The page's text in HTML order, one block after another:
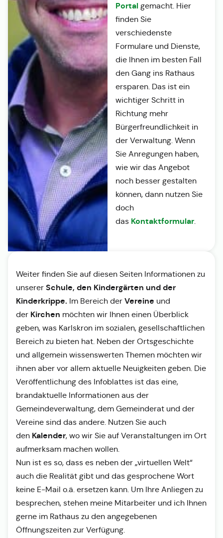
Portalgemacht. Hier
finden Sie
verschiedenste
Formulare und Dienste,
die Ihnen im besten Fall
den Gang ins Rathaus
ersparen. Das ist ein
wichtiger Schritt in
Richtung mehr
Bürgerfreundlichkeit in
der Verwaltung. Wenn
Sie Anregungen haben,
wie wir das Angebot
noch besser gestalten
können, dann nutzen Sie
doch
das Kontaktformular.
Weiter finden Sie auf diesen Seiten Informationen zu
unserer Schule, den Kindergärten und der
Kinderkrippe. Im Bereich der Vereine und
der Kirchen möchten wir Ihnen einen Überblick
geben, was Karlskron im sozialen, gesellschaftlichen
Bereich zu bieten hat. Neben der Ortsgeschichte
und allgemein wissenswerten Themen möchten wir
ihnen aber vor allem aktuelle Neuigkeiten geben. Die
Veröffentlichung des Infoblattes ist das eine,
brandaktuelle Informationen aus der
Gemeindeverwaltung, dem Gemeinderat und der
Vereine sind das andere. Nutzen Sie auch
den Kalender, wo wir Sie auf Veranstaltungen im Ort
aufmerksam machen wollen.
Nun ist es so, dass es neben der „virtuellen Welt“
auch die Realität gibt und das gesprochene Wort
keine E-Mail o.ä. ersetzen kann. Um Ihre Anliegen zu
besprechen, stehen meine Mitarbeiter und ich Ihnen
gerne im Rathaus zu den angegebenen
Öffnungszeiten zur Verfügung.